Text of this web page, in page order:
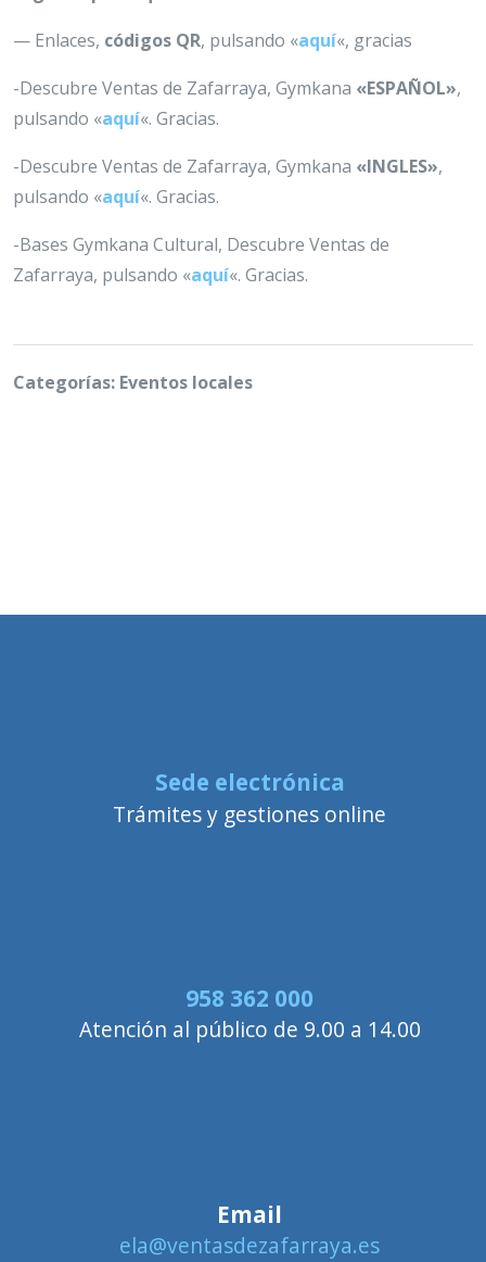
— Enlaces, códigos QR, pulsando «aquí«, gracias
-Descubre Ventas de Zafarraya, Gymkana «ESPAÑOL»,
pulsando «aquí«. Gracias.
-Descubre Ventas de Zafarraya, Gymkana «INGLES»,
pulsando «aquí«. Gracias.
-Bases Gymkana Cultural, Descubre Ventas de
Zafarraya, pulsando «aquí«. Gracias.
Categorías: Eventos locales
Sede electrónica
Trámites y gestiones online
958 362 000
Atención al público de 9.00 a 14.00
Email
ela@ventasdezafarraya.es